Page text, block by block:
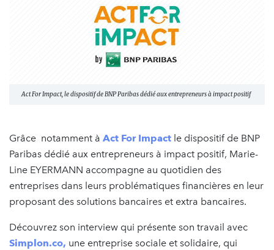
Act For Impact, le dispositif de BNP Paribas dédié aux entrepreneurs à impact positif
Grâce notamment à Act For Impact le dispositif de BNP
Paribas dédié aux entrepreneurs à impact positif, Marie-
Line EYERMANN accompagne au quotidien des
entreprises dans leurs problématiques financières en leur
proposant des solutions bancaires et extra bancaires.
Découvrez son interview qui présente son travail avec
Simplon.co, une entreprise sociale et solidaire, qui